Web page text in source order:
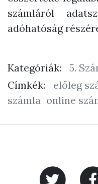
számláról
adóhatóság
Kategóriák: 5.
Címkék:
előleg
számla online